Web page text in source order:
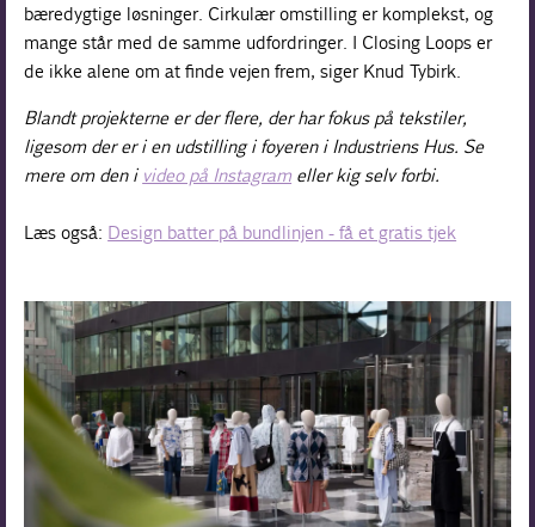
bæredygtige løsninger. Cirkulær omstilling er komplekst, og
mange står med de samme udfordringer. I Closing Loops er
de ikke alene om at finde vejen frem, siger Knud Tybirk.
Blandt projekterne er der flere, der har fokus på tekstiler,
ligesom der er i en udstilling i foyeren i Industriens Hus. Se
mere om den i video på Instagram eller kig selv forbi.
Læs også: Design batter på bundlinjen - få et gratis tjek